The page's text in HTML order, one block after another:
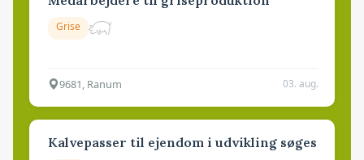
Grise
9681, Ranum 03. aug.
Kalvepasser til ejendom i udvikling søges